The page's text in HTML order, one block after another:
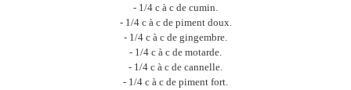
- 1/4 c à c de cumin.
- 1/4 c à c de piment doux.
- 1/4 c à c de gingembre.
- 1/4 c à c de motarde.
- 1/4 c à c de cannelle.
- 1/4 c à c de piment fort.